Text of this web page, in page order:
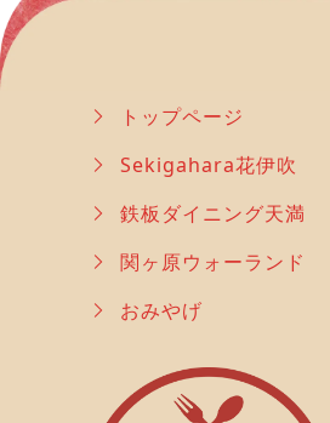
トップページ
Sekigahara花伊吹
鉄板ダイニング天満
関ヶ原ウォーランド
おみやげ